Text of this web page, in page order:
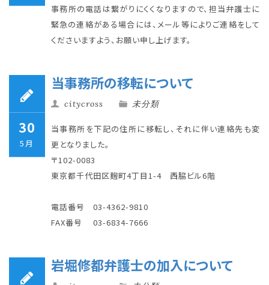
事務所の電話は繋がりにくくなりますので、担当弁護士に
緊急の連絡がある場合には、メール等によりご連絡をして
くださいますよう、お願い申し上げます。
30
5月
当事務所の移転について
citycross 未分類
当事務所を下記の住所に移転し、それに伴い連絡先も変
更となりました。
〒102-0083
東京都千代田区麹町4丁目1-4 西脇ビル6階
電話番号 03-4362-9810
FAX番号 03-6834-7666
岩堀修都弁護士の加入について